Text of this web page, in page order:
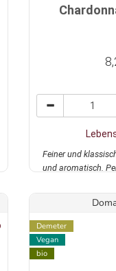
Feiner und
und aromatisch.
Demeter
Vegan
bio